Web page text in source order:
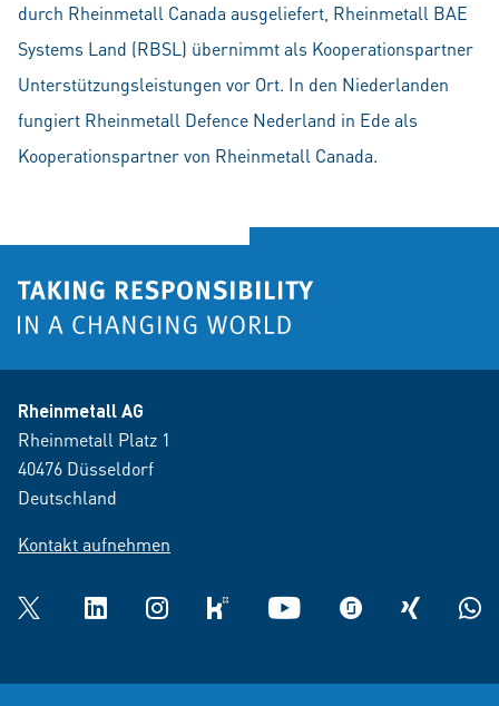
durch Rheinmetall Canada ausgeliefert, Rheinmetall BAE
Systems Land (RBSL) übernimmt als Kooperationspartner
Unterstützungsleistungen vor Ort. In den Niederlanden
fungiert Rheinmetall Defence Nederland in Ede als
Kooperationspartner von Rheinmetall Canada.
Rheinmetall AG
Rheinmetall Platz 1
40476 Düsseldorf
Deutschland
Kontakt aufnehmen
Twitter LinkedInInstagramkununu YouTube glassdoorXING